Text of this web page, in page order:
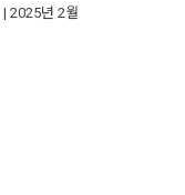
| 2025년 2월